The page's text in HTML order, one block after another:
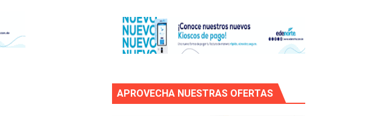
APROVECHA NUESTRAS OFERTAS